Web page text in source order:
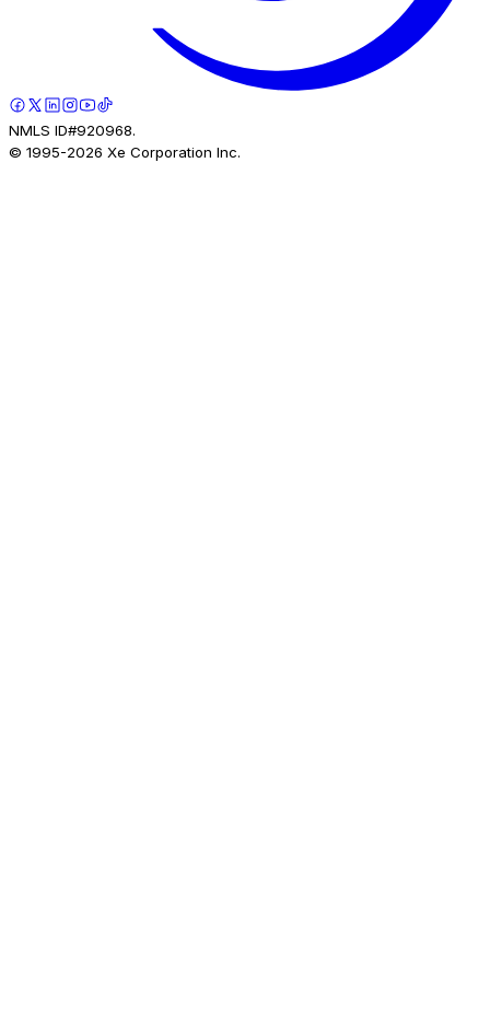
NMLS ID#920968.
© 1995-2026 Xe Corporation Inc.